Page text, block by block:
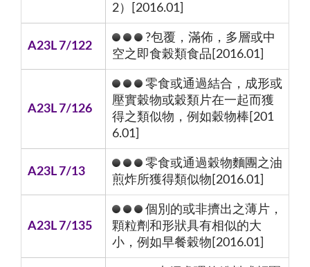
2）[2016.01]
A23L 7/122
?包覆，滿佈，多層或中
空之即食榖類食品[2016.01]
A23L 7/126
零食或通過結合，成形或
壓實穀物或穀類片在一起而獲
得之類似物，例如穀物棒[201
6.01]
A23L 7/13
零食或通過穀物麵團之油
煎炸所獲得類似物[2016.01]
A23L 7/135
個別的或非擠出之薄片，
顆粒劑和形狀具有相似的大
小，例如早餐穀物[2016.01]